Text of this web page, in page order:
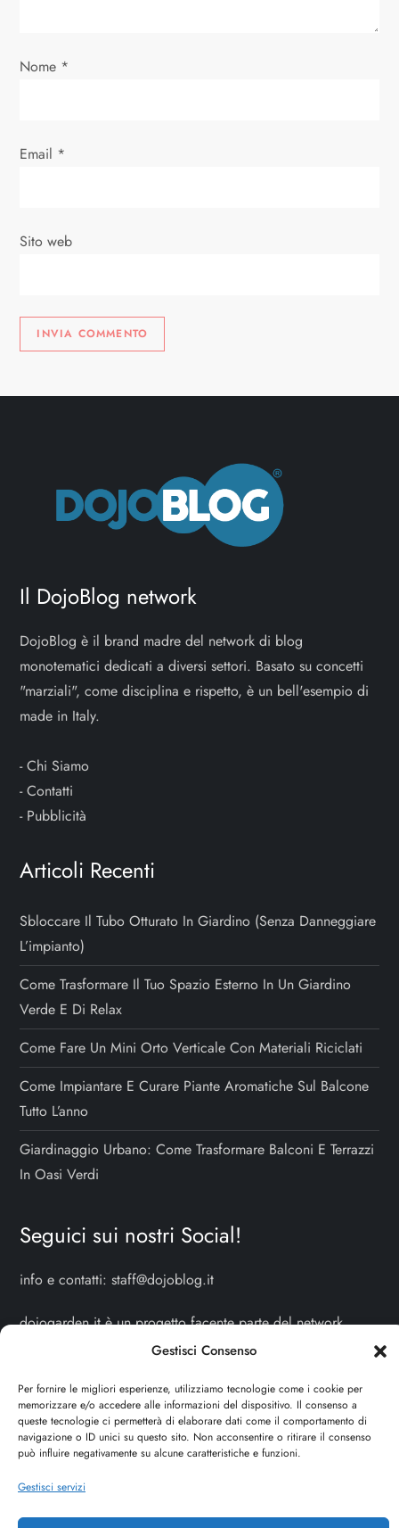
Gestisci Consenso
Per fornire le migliori esperienze, utilizziamo tecnologie come i cookie per
memorizzare e/o accedere alle informazioni del dispositivo. Il consenso a
queste tecnologie ci permetterà di elaborare dati come il comportamento di
navigazione o ID unici su questo sito. Non acconsentire o ritirare il consenso
può influire negativamente su alcune caratteristiche e funzioni.
Gestisci servizi
Nome *
Email *
Sito web
Il DojoBlog network
DojoBlog è il brand madre del network di blog
monotematici dedicati a diversi settori. Basato su concetti
"marziali", come disciplina e rispetto, è un bell'esempio di
made in Italy.
-Chi Siamo
-Contatti
- Pubblicità
Articoli Recenti
Sbloccare Il Tubo Otturato In Giardino (senza Danneggiare
L’impianto)
Come Trasformare Il Tuo Spazio Esterno In Un Giardino
Verde E Di Relax
Come Fare Un Mini Orto Verticale Con Materiali Riciclati
Come Impiantare E Curare Piante Aromatiche Sul Balcone
Tutto L’anno
Giardinaggio Urbano: Come Trasformare Balconi E Terrazzi
In Oasi Verdi
Seguici sui nostri Social!
info e contatti:staff@dojoblog.it
dojogarden.it è un progetto facente parte del network
dojoblog.it di proprietà della ReadMore ADV
IT13402731007
Sitemap-Privacy Policy-Cookie Policy
Cerca
Cerca